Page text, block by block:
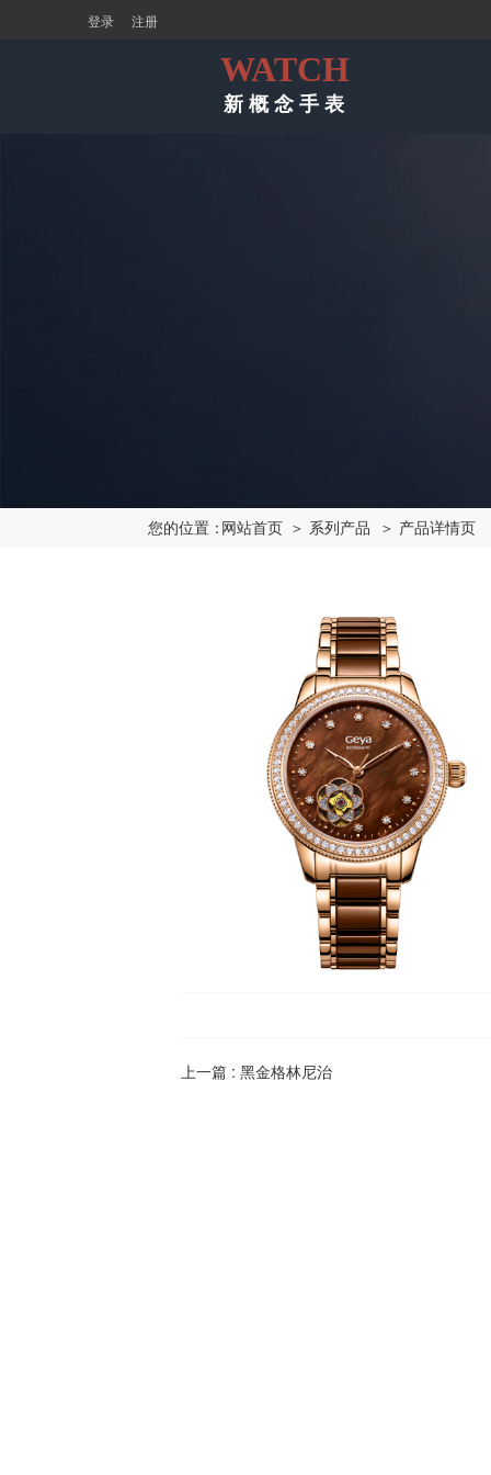
登录 注册
WATCH
新 概 念 手 表
您的位置：网站首页 ＞ 系列产品 ＞ 产品详情页
上一篇 : 黑金格林尼治